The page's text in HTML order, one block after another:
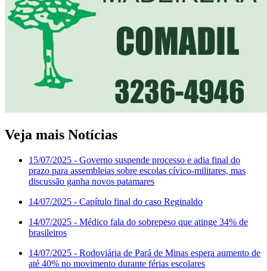
Veja mais Notícias
15/07/2025 - Governo suspende processo e adia final do
prazo para assembleias sobre escolas cívico-militares, mas
discussão ganha novos patamares
14/07/2025 - Capítulo final do caso Reginaldo
14/07/2025 - Médico fala do sobrepeso que atinge 34% de
brasileiros
14/07/2025 - Rodoviária de Pará de Minas espera aumento de
até 40% no movimento durante férias escolares